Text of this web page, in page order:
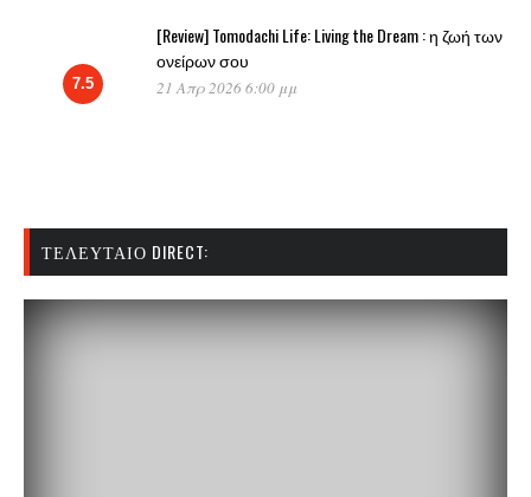
7.5
[Review] Tomodachi Life: Living the Dream : η ζωή των
ονείρων σου
21 Απρ 2026 6:00 μμ
ΤΕΛΕΥΤΑΊΟ DIRECT: